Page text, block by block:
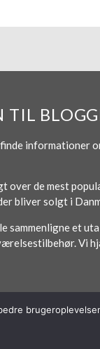
TIL
finde informationer
over de mest
bliver solgt i
sammenligne et
Vi